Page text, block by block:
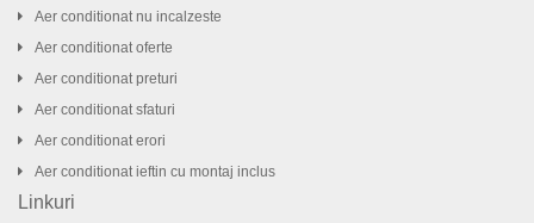
Aer conditionat nu incalzeste
Aer conditionat oferte
Aer conditionat preturi
Aer conditionat sfaturi
Aer conditionat erori
Aer conditionat ieftin cu montaj inclus
Linkuri